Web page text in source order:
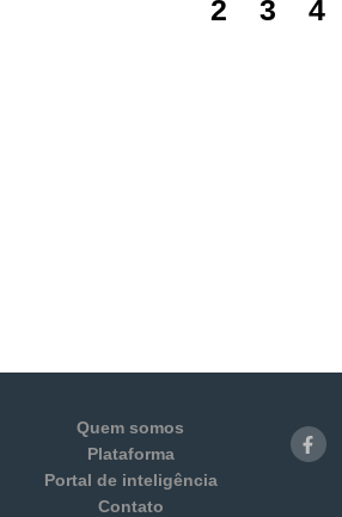
2 3 4
Quem somos
Plataforma
Portal de inteligência
Contato